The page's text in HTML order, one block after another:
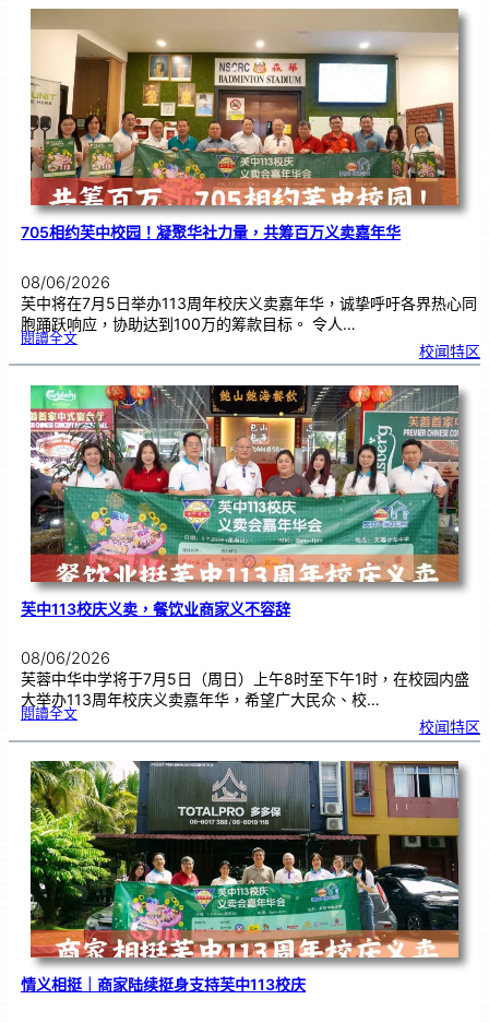
《
成
成
才
助
学
计
放
申
请
705相约芙中校园！凝聚华社力量，共筹百万义卖嘉年华
08/06/2026
芙中将在7月5日举办113周年校庆义卖嘉年华，诚挚呼吁各界热心同
胞踊跃响应，协助达到100万的筹款目标。 令人…
閱讀全文:
7
相
芙
中
园
！
凝
聚
华
社
力
量
，
共
筹
百
万
义
卖
嘉
年
华
校闻特区
芙中113校庆义卖，餐饮业商家义不容辞
08/06/2026
芙蓉中华中学将于7月5日（周日）上午8时至下午1时，在校园内盛
大举办113周年校庆义卖嘉年华，希望广大民众、校…
閱讀全文:芙
1
校
庆
义
卖
，
餐
饮
业
商
家
义
不
容
辞
校闻特区
情义相挺｜商家陆续挺身支持芙中113校庆